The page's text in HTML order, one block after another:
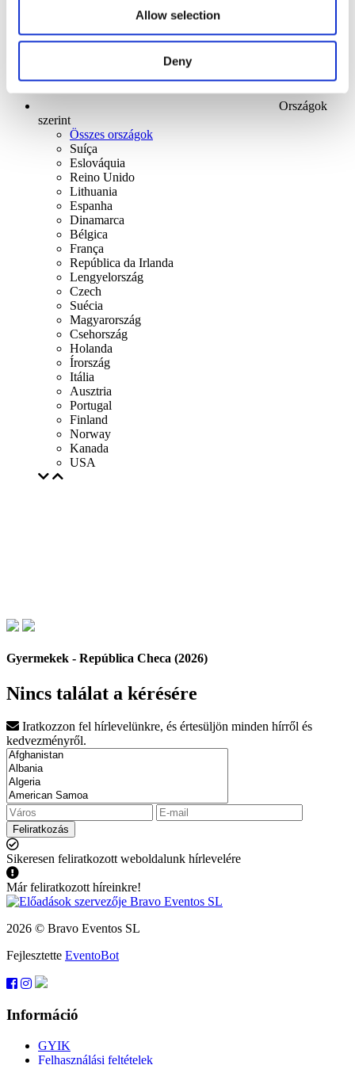
Allow selection
Deny
Országok
szerint
Összes országok
Suíça
Eslováquia
Reino Unido
Lithuania
Espanha
Dinamarca
Bélgica
França
República da Irlanda
Lengyelország
Czech
Suécia
Magyarország
Csehország
Holanda
Írország
Itália
Ausztria
Portugal
Finland
Norway
Kanada
USA
Gyermekek - República Checa (2026)
Nincs találat a kérésére
Iratkozzon fel hírlevelünkre, és értesüljön minden hírről és
kedvezményről.
Feliratkozás
Sikeresen feliratkozott weboldalunk hírlevelére
Már feliratkozott híreinkre!
2026 © Bravo Eventos SL
Fejlesztette EventoBot
Információ
GYIK
Felhasználási feltételek